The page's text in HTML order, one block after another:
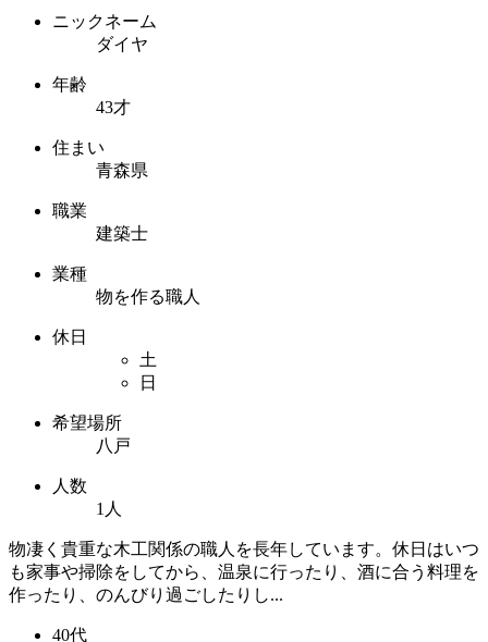
ニックネーム
ダイヤ
年齢
43才
住まい
青森県
職業
建築士
業種
物を作る職人
休日
土
日
希望場所
八戸
人数
1人
物凄く貴重な木工関係の職人を長年しています。休日はいつ
も家事や掃除をしてから、温泉に行ったり、酒に合う料理を
作ったり、のんびり過ごしたりし...
40代